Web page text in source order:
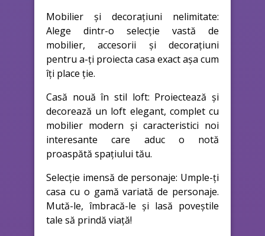
Mobilier și decorațiuni nelimitate:
Alege dintr-o selecție vastă de
mobilier, accesorii și decorațiuni
pentru a-ți proiecta casa exact așa cum
îți place ție.
Casă nouă în stil loft: Proiectează și
decorează un loft elegant, complet cu
mobilier modern și caracteristici noi
interesante care aduc o notă
proaspătă spațiului tău.
Selecție imensă de personaje: Umple-ți
casa cu o gamă variată de personaje.
Mută-le, îmbracă-le și lasă poveștile
tale să prindă viață!